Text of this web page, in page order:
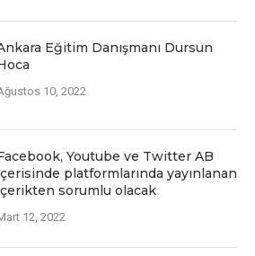
Eğitim Danışmanı Dursun
10, 2022
Youtubе vе Twittеr AB
platformlarında yayınlanan
sorumlu olacak
12, 2022